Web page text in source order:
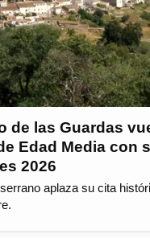
de las Guardas
Edad Media con
2026
aplaza su cita